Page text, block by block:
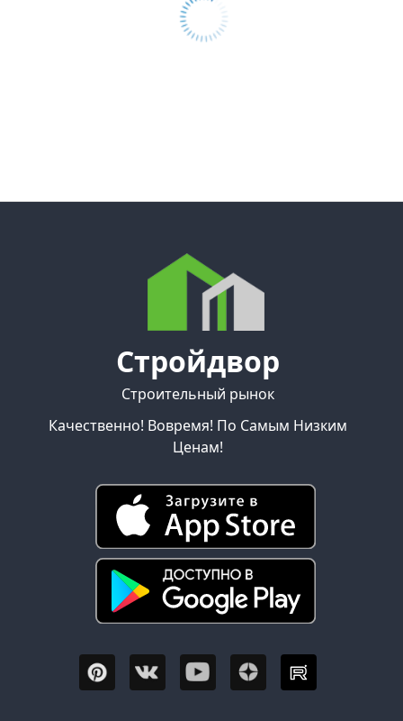
Стройдвор
Строительный рынок
Качественно! Вовремя! По Самым Низким
Ценам!